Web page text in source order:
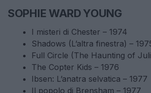
SOPHIE WARD YOUNG
I misteri di Chester – 1974
Shadows (L’altra finestra) –
Full Circle (The Haunting of
The Copter Kids – 1976
Ibsen: L’anatra selvatica – 1977
Il popolo di Brensham – 1977